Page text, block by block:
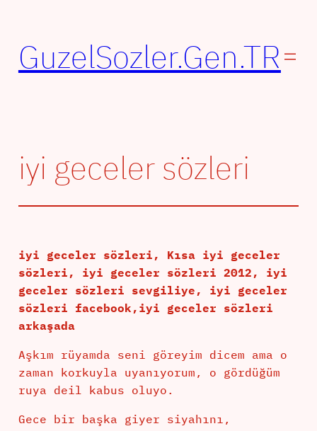
GuzelSozler.Gen.TR
iyi geceler sözleri
iyi geceler sözleri, Kısa iyi geceler
sözleri, iyi geceler sözleri 2012, iyi
geceler sözleri sevgiliye, iyi geceler
sözleri facebook,iyi geceler sözleri
arkaşada
Aşkım rüyamda seni göreyim dicem ama o
zaman korkuyla uyanıyorum, o gördüğüm
ruya deil kabus oluyo.
Gece bir başka giyer siyahını,